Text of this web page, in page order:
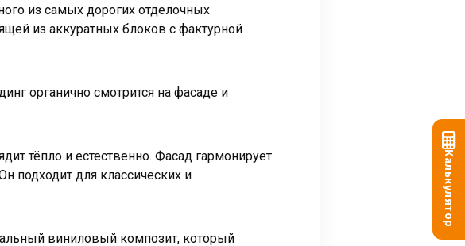
из самых дорогих отделочных
из аккуратных блоков с фактурной
органично смотрится на фасаде и
тёпло и естественно. Фасад гармонирует
подходит для классических и
виниловый композит, который
Калькулятор